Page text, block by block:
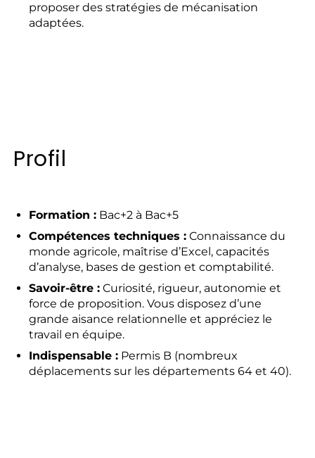
proposer des stratégies de mécanisation
adaptées.
Profil
Formation : Bac+2 à Bac+5
Compétences techniques : Connaissance du
monde agricole, maîtrise d’Excel, capacités
d’analyse, bases de gestion et comptabilité.
Savoir-être : Curiosité, rigueur, autonomie et
force de proposition. Vous disposez d’une
grande aisance relationnelle et appréciez le
travail en équipe.
Indispensable : Permis B (nombreux
déplacements sur les départements 64 et 40).